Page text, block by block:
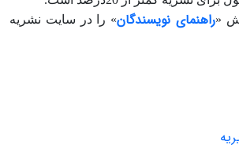
«راهنمای نویسندگان» را در سایت نشریه